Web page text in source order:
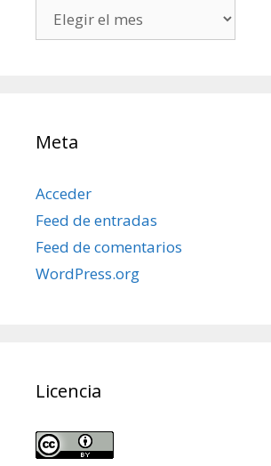
mis
Meta
Acceder
Feed de entradas
Feed de comentarios
WordPress.org
Licencia